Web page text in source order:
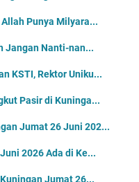
Punya Milyara...
Jangan Nanti-nan...
KSTI, Rektor Uniku...
Pasir di Kuninga...
Jumat 26 Juni 202...
2026 Ada di Ke...
Jumat 26...